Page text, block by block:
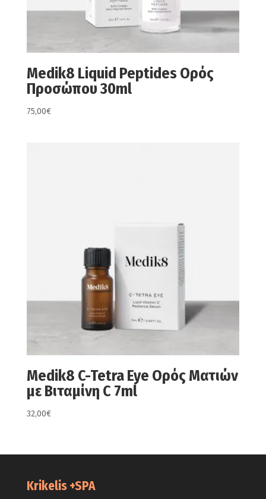
Medik8 Liquid Peptides Ορός
Προσώπου 30ml
75,00€
Medik8 C-Tetra Eye Ορός Ματιών
με Βιταμίνη C 7ml
32,00€
Krikelis +SPA